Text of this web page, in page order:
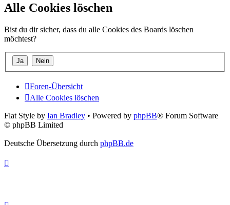
Alle Cookies löschen
Bist du dir sicher, dass du alle Cookies des Boards löschen
möchtest?
Foren-Übersicht
Alle Cookies löschen
Flat Style by Ian Bradley • Powered by phpBB® Forum Software
© phpBB Limited
Deutsche Übersetzung durch phpBB.de